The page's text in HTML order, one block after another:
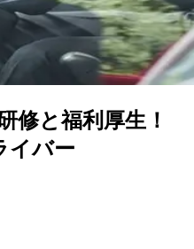
修と福利厚生！
イバー